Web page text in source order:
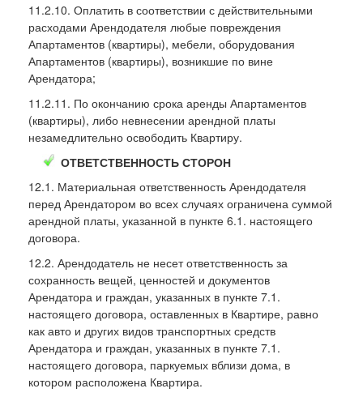
11.2.10. Оплатить в соответствии с действительными
расходами Арендодателя любые повреждения
Апартаментов (квартиры), мебели, оборудования
Апартаментов (квартиры), возникшие по вине
Арендатора;
11.2.11. По окончанию срока аренды Апартаментов
(квартиры), либо невнесении арендной платы
незамедлительно освободить Квартиру.
ОТВЕТСТВЕННОСТЬ СТОРОН
12.1. Материальная ответственность Арендодателя
перед Арендатором во всех случаях ограничена суммой
арендной платы, указанной в пункте 6.1. настоящего
договора.
12.2. Арендодатель не несет ответственность за
сохранность вещей, ценностей и документов
Арендатора и граждан, указанных в пункте 7.1.
настоящего договора, оставленных в Квартире, равно
как авто и других видов транспортных средств
Арендатора и граждан, указанных в пункте 7.1.
настоящего договора, паркуемых вблизи дома, в
котором расположена Квартира.